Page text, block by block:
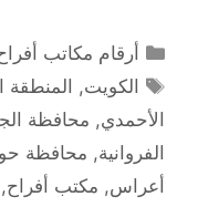
التصنيفات
أرقام مكاتب
الوسوم
الكويت, المنطقة
الأحمدي, محافظة
الفروانية, محافظة
أعراس, مكتب أفراح,